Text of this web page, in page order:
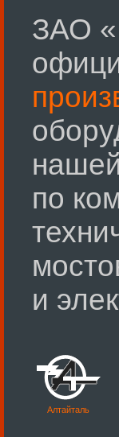
ЗАО
по
и
Алтайталь